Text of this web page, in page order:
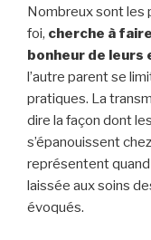
Nombreux sont les
foi, cherche à
bonheur de leurs
l’autre parent se
pratiques. La
dire la façon dont
s’épanouissent
représentent
laissée aux soins
évoqués.